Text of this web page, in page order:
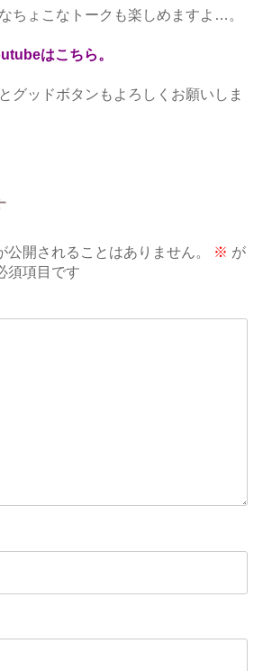
ちょこなトークも楽しめますよ…。
はこちら。
グッドボタンもよろしくお願いしま
公開されることはありません。 ※ が
須項目です